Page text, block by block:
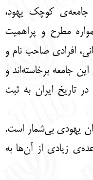
جامعه‌ی کوچک یهود،
مطرح و پراهمیت
افرادی صاحب نام و
جامعه برخاسته‌اند و
تاریخ ایران به ثبت
یهودی بی‌شمار است.
زیادی از آن‌ها به